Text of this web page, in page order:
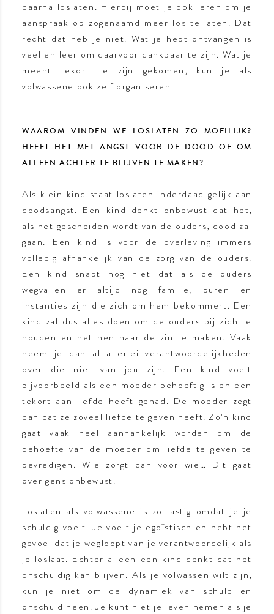
daarna loslaten. Hierbij moet je ook leren om je
aanspraak op zogenaamd meer los te laten. Dat
recht dat heb je niet. Wat je hebt ontvangen is
veel en leer om daarvoor dankbaar te zijn. Wat je
meent tekort te zijn gekomen, kun je als
volwassene ook zelf organiseren.
WAAROM VINDEN WE LOSLATEN ZO MOEILIJK?
HEEFT HET MET ANGST VOOR DE DOOD OF OM
ALLEEN ACHTER TE BLIJVEN TE MAKEN?
Als klein kind staat loslaten inderdaad gelijk aan
doodsangst. Een kind denkt onbewust dat het,
als het gescheiden wordt van de ouders, dood zal
gaan. Een kind is voor de overleving immers
volledig afhankelijk van de zorg van de ouders.
Een kind snapt nog niet dat als de ouders
wegvallen er altijd nog familie, buren en
instanties zijn die zich om hem bekommert. Een
kind zal dus alles doen om de ouders bij zich te
houden en het hen naar de zin te maken. Vaak
neem je dan al allerlei verantwoordelijkheden
over die niet van jou zijn. Een kind voelt
bijvoorbeeld als een moeder behoeftig is en een
tekort aan liefde heeft gehad. De moeder zegt
dan dat ze zoveel liefde te geven heeft. Zo’n kind
gaat vaak heel aanhankelijk worden om de
behoefte van de moeder om liefde te geven te
bevredigen. Wie zorgt dan voor wie… Dit gaat
overigens onbewust.
Loslaten als volwassene is zo lastig omdat je je
schuldig voelt. Je voelt je egoïstisch en hebt het
gevoel dat je wegloopt van je verantwoordelijk als
je loslaat. Echter alleen een kind denkt dat het
onschuldig kan blijven. Als je volwassen wilt zijn,
kun je niet om de dynamiek van schuld en
onschuld heen. Je kunt niet je leven nemen als je